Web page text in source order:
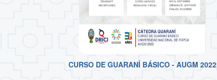
CURSO DE GUARANÍ BÁSICO - AUGM 2022